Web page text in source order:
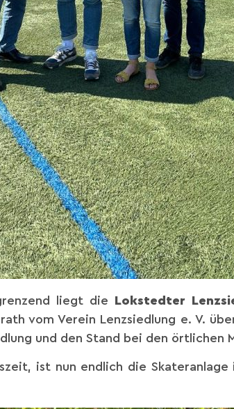
liegt die Lokstedter
vom Verein Lenzsiedlung e. V.
und den Stand bei den örtlichen
ist nun endlich die